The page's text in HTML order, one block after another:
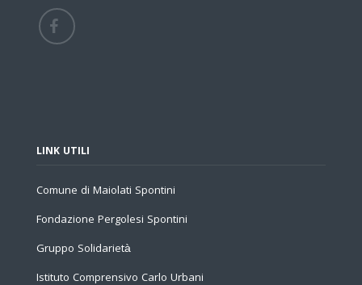
LINK UTILI
Comune di Maiolati Spontini
Fondazione Pergolesi Spontini
Gruppo Solidarietà
Istituto Comprensivo Carlo Urbani